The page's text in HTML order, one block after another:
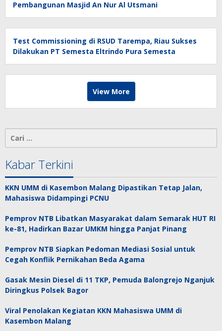
Pembangunan Masjid An Nur Al Utsmani
Test Commissioning di RSUD Tarempa, Riau Sukses
Dilakukan PT Semesta Eltrindo Pura Semesta
View More
Cari
Kabar Terkini
KKN UMM di Kasembon Malang Dipastikan Tetap Jalan,
Mahasiswa Didampingi PCNU
Pemprov NTB Libatkan Masyarakat dalam Semarak HUT RI
ke-81, Hadirkan Bazar UMKM hingga Panjat Pinang
Pemprov NTB Siapkan Pedoman Mediasi Sosial untuk
Cegah Konflik Pernikahan Beda Agama
Gasak Mesin Diesel di 11 TKP, Pemuda Balongrejo Nganjuk
Diringkus Polsek Bagor
Viral Penolakan Kegiatan KKN Mahasiswa UMM di
Kasembon Malang